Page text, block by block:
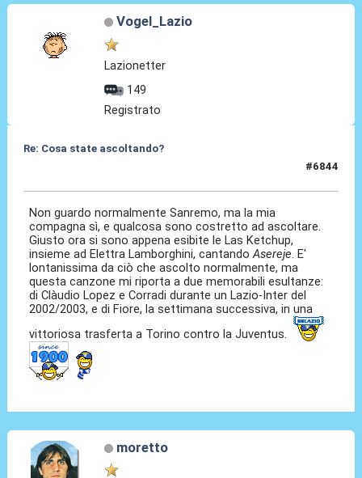
Vogel_Lazio
Lazionetter
149
Registrato
Re: Cosa state ascoltando?
#6844
Non guardo normalmente Sanremo, ma la mia
compagna sì, e qualcosa sono costretto ad ascoltare.
Giusto ora si sono appena esibite le Las Ketchup,
insieme ad Elettra Lamborghini, cantandoAsereje. E'
lontanissima da ciò che ascolto normalmente, ma
questa canzone mi riporta a due memorabili esultanze:
di Clàudio Lopez e Corradi durante un Lazio-Inter del
2002/2003, e di Fiore, la settimana successiva, in una
vittoriosa trasferta a Torino contro la Juventus.
moretto